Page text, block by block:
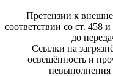
Претензии к
соответствии со ст. 458
до
Ссылки на
освещённость и
невыполнения